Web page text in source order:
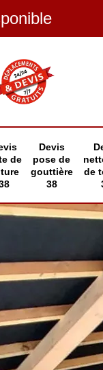
de
Devis
pose de
gouttière
38
de